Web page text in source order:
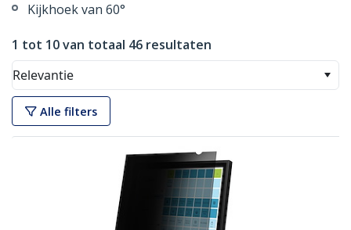
Kijkhoek van 60°
1 tot 10 van totaal 46 resultaten
Relevantie
Alle filters